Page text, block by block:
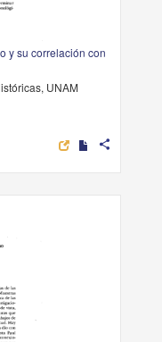
y su correlación con
UNAM
share